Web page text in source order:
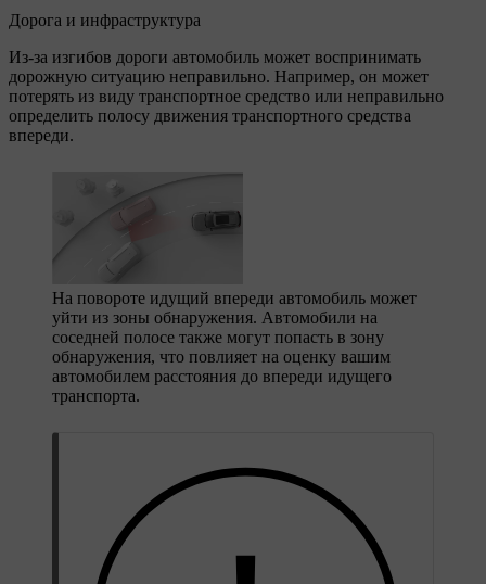
Дорога и инфраструктура
Из-за изгибов дороги автомобиль может воспринимать
дорожную ситуацию неправильно. Например, он может
потерять из виду транспортное средство или неправильно
определить полосу движения транспортного средства
впереди.
На повороте идущий впереди автомобиль может
уйти из зоны обнаружения. Автомобили на
соседней полосе также могут попасть в зону
обнаружения, что повлияет на оценку вашим
автомобилем расстояния до впереди идущего
транспорта.